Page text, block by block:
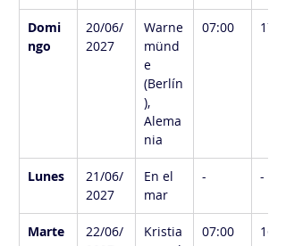
Domi
ngo
20/06/
2027
Warne
münd
e
(Berlín
),
Alema
nia
07:00 17:00
Lunes
21/06/
2027
En el
mar
- -
Marte
22/06/
Kristia
07:00 16:00